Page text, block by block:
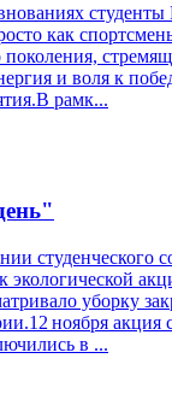
как
и воля к
рамк...
студенческого
экологической
уборку
ноября акция
в ...